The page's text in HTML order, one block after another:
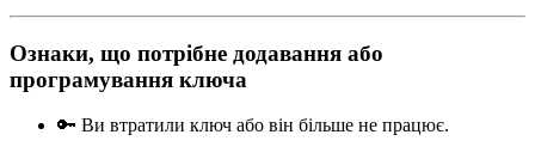
Ознаки, що потрібне додавання або
програмування ключа
🔑 Ви втратили ключ або він більше не працює.